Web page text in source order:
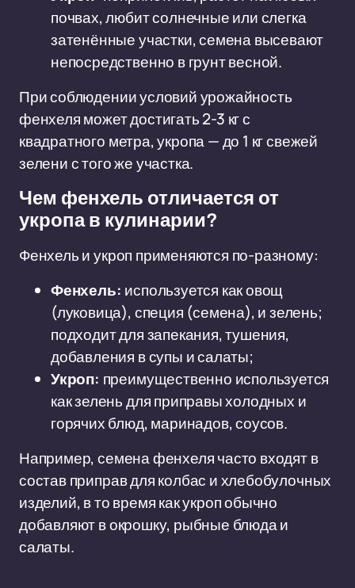
почвах, любит солнечные или слегка
затенённые участки, семена высевают
непосредственно в грунт весной.
При соблюдении условий урожайность
фенхеля может достигать 2-3 кг с
квадратного метра, укропа — до 1 кг свежей
зелени с того же участка.
Чем фенхель отличается от
укропа в кулинарии?
Фенхель и укроп применяются по-разному:
Фенхель: используется как овощ
(луковица), специя (семена), и зелень;
подходит для запекания, тушения,
добавления в супы и салаты;
Укроп: преимущественно используется
как зелень для приправы холодных и
горячих блюд, маринадов, соусов.
Например, семена фенхеля часто входят в
состав приправ для колбас и хлебобулочных
изделий, в то время как укроп обычно
добавляют в окрошку, рыбные блюда и
салаты.